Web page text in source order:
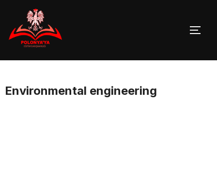
content
Environmental engineering